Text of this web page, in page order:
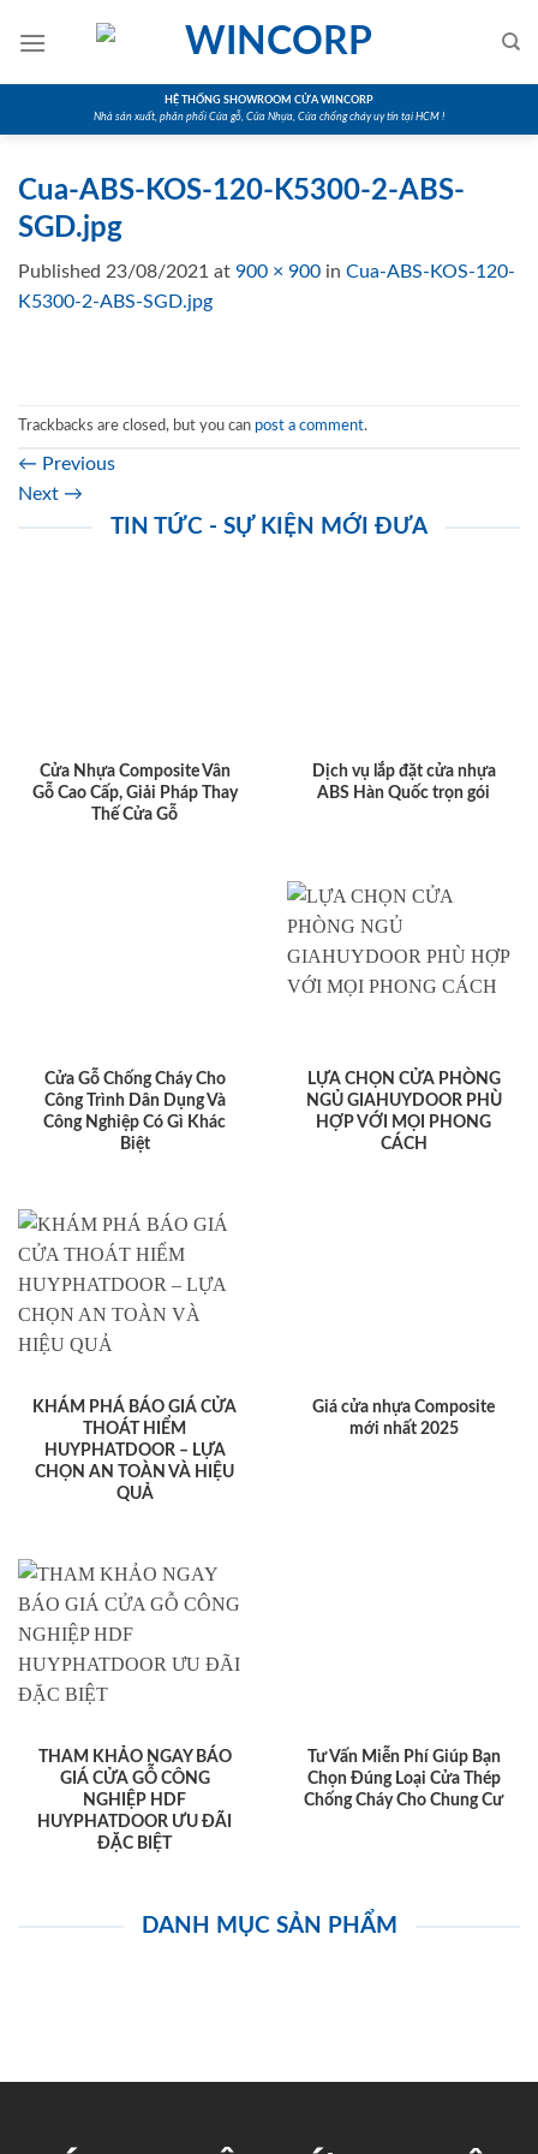
HỆ THỐNG SHOWROOM CỬA WINCORP
Nhà sản xuất, phân phối Cửa gỗ, Cửa Nhựa, Cửa chống cháy uy tín tại HCM !
Cua-ABS-KOS-120-K5300-2-ABS-
SGD.jpg
Published 23/08/2021 at 900 × 900 in Cua-ABS-KOS-120-
K5300-2-ABS-SGD.jpg
Trackbacks are closed, but you can post a comment.
← Previous
Next →
TIN TỨC - SỰ KIỆN MỚI ĐƯA
Cửa Nhựa Composite Vân
Gỗ Cao Cấp, Giải Pháp Thay
Thế Cửa Gỗ
Dịch vụ lắp đặt cửa nhựa
ABS Hàn Quốc trọn gói
Cửa Gỗ Chống Cháy Cho
Công Trình Dân Dụng Và
Công Nghiệp Có Gì Khác
Biệt
LỰA CHỌN CỬA PHÒNG
NGỦ GIAHUYDOOR PHÙ
HỢP VỚI MỌI PHONG
CÁCH
KHÁM PHÁ BÁO GIÁ CỬA
THOÁT HIỂM
HUYPHATDOOR – LỰA
CHỌN AN TOÀN VÀ HIỆU
QUẢ
Giá cửa nhựa Composite
mới nhất 2025
THAM KHẢO NGAY BÁO
GIÁ CỬA GỖ CÔNG
NGHIỆP HDF
HUYPHATDOOR ƯU ĐÃI
ĐẶC BIỆT
Tư Vấn Miễn Phí Giúp Bạn
Chọn Đúng Loại Cửa Thép
Chống Cháy Cho Chung Cư
DANH MỤC SẢN PHẨM